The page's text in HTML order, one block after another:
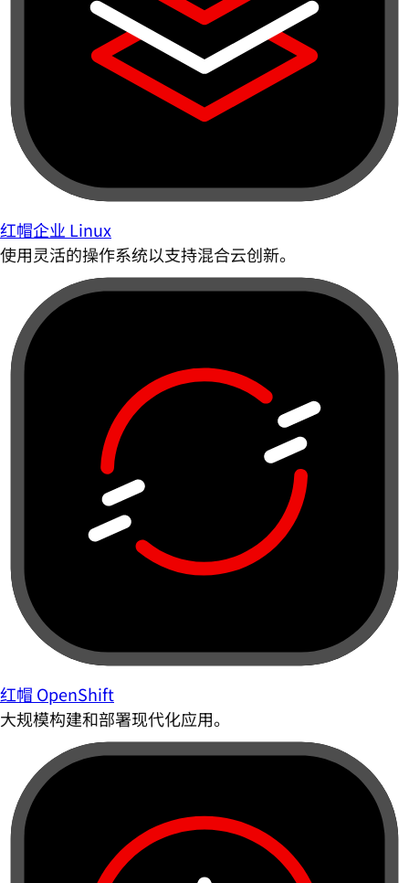
红帽企业 Linux
使用灵活的操作系统以支持混合云创新。
红帽 OpenShift
大规模构建和部署现代化应用。